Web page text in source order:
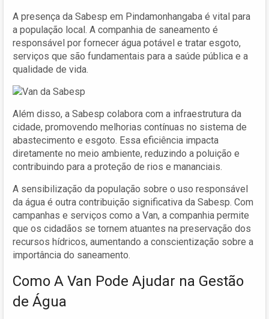
A presença da Sabesp em Pindamonhangaba é vital para
a população local. A companhia de saneamento é
responsável por fornecer água potável e tratar esgoto,
serviços que são fundamentais para a saúde pública e a
qualidade de vida.
Além disso, a Sabesp colabora com a infraestrutura da
cidade, promovendo melhorias contínuas no sistema de
abastecimento e esgoto. Essa eficiência impacta
diretamente no meio ambiente, reduzindo a poluição e
contribuindo para a proteção de rios e mananciais.
A sensibilização da população sobre o uso responsável
da água é outra contribuição significativa da Sabesp. Com
campanhas e serviços como a Van, a companhia permite
que os cidadãos se tornem atuantes na preservação dos
recursos hídricos, aumentando a conscientização sobre a
importância do saneamento.
Como A Van Pode Ajudar na Gestão
de Água